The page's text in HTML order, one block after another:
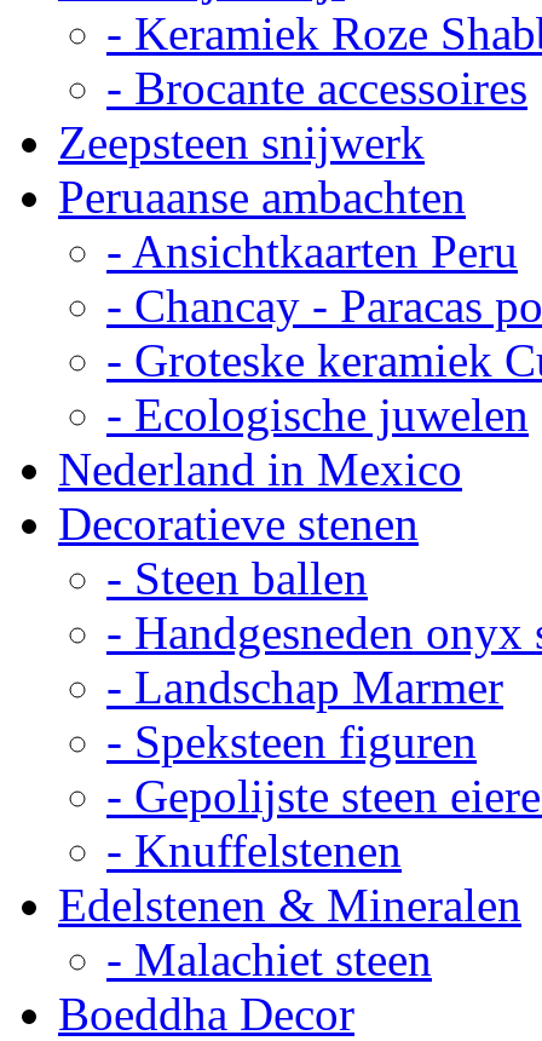
- Keramiek Roze
- Brocante accessoires
Zeepsteen snijwerk
Peruaanse ambachten
- Ansichtkaarten Peru
- Chancay - Paracas
- Groteske keramiek
- Ecologische juwelen
Nederland in Mexico
Decoratieve stenen
- Steen ballen
- Handgesneden onyx
- Landschap Marmer
- Speksteen figuren
- Gepolijste steen
- Knuffelstenen
Edelstenen & Mineralen
- Malachiet steen
Boeddha Decor